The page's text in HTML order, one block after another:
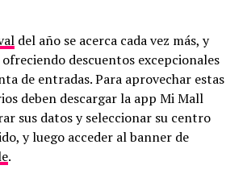
del año se acerca cada vez más, y
descuentos excepcionales
de entradas. Para aprovechar estas
deben descargar la app Mi Mall
sus datos y seleccionar su centro
y luego acceder al banner de
.